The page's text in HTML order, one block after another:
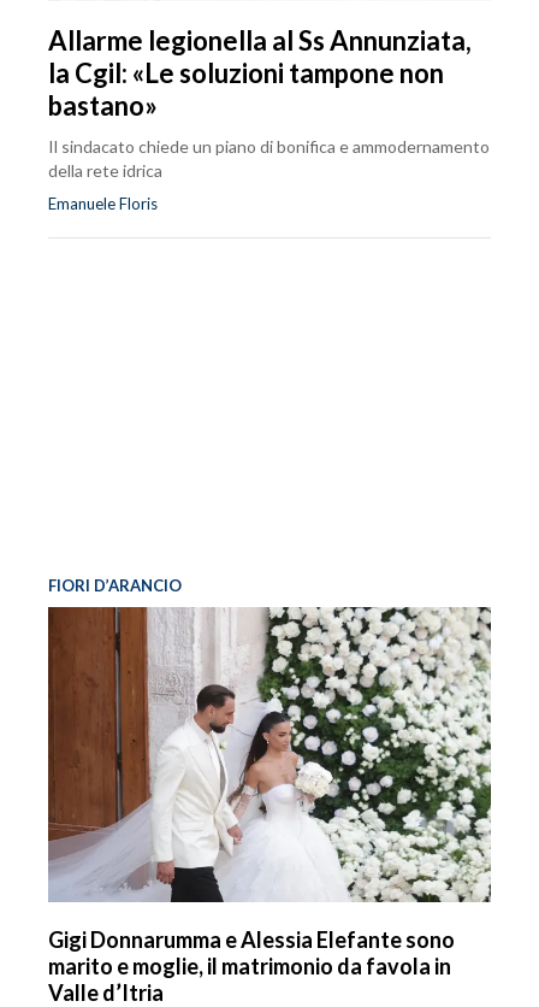
Allarme legionella al Ss Annunziata,
la Cgil: «Le soluzioni tampone non
bastano»
Il sindacato chiede un piano di bonifica e ammodernamento
della rete idrica
Emanuele Floris
FIORI D’ARANCIO
Gigi Donnarumma e Alessia Elefante sono
marito e moglie, il matrimonio da favola in
Valle d’Itria